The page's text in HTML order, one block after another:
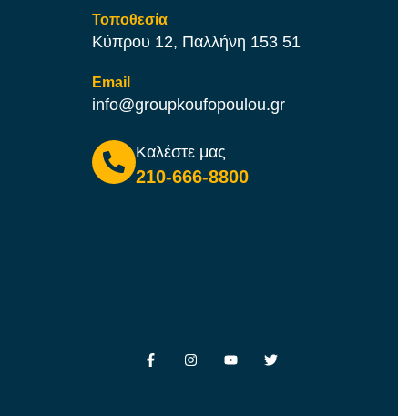
Τοποθεσία
Κύπρου 12, Παλλήνη 153 51
Email
info@groupkoufopoulou.gr
Καλέστε μας
210-666-8800